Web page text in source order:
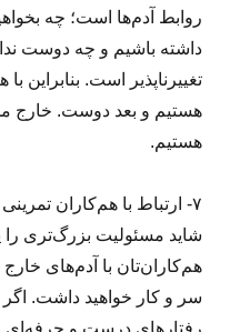
روابط آدم‌ها است؛ چه
داشته باشیم و چه دوست
تغییرناپذیر است. بنابراین
هستیم و بعد دوست. خارج
هستیم.
۷- ارتباط با هم‌کاران
شاید مسئولیت بزرگ‌تری را
هم‌کاران‌تان با آدم‌های
سر و کار خواهید داشت.
رفتارهای درست و حرفه‌ای